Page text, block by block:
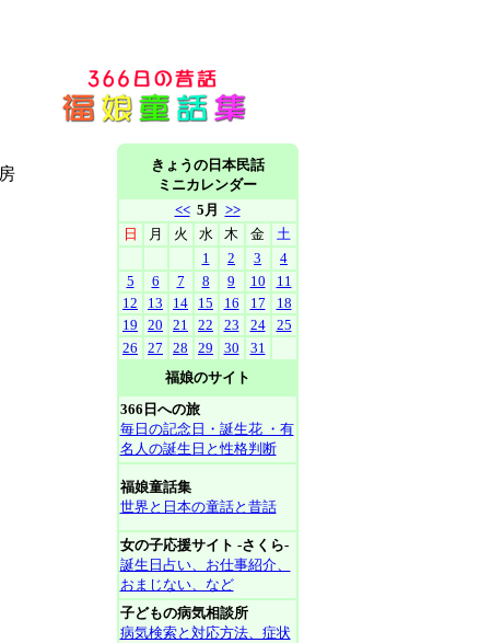
きょうの日本民話
ミニカレンダー
<<5月 >>
日
月 火 水 木 金
土
1
2 3
4
5
6 7 8 9 10
11
12
13 14 15 16 17
18
19
20 21 22 23 24
25
26
27 28 29 30
31
福娘のサイト
366日への旅
毎日の記念日・誕生花 ・有
名人の誕生日と性格判断
福娘童話集
世界と日本の童話と昔話
女の子応援サイト -さくら-
誕生日占い、お仕事紹介、
おまじない、など
子どもの病気相談所
病気検索と対応方法、症状